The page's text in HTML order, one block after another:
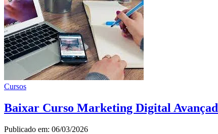
Cursos
Baixar Curso Marketing Digital
Publicado em: 06/03/2026